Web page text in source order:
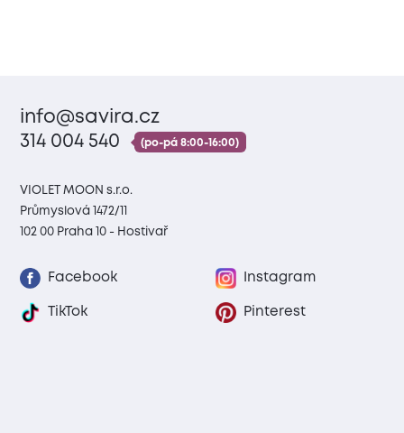
info@savira.cz
314 004 540
(po-pá 8:00-16:00)
VIOLET MOON s.r.o.
Průmyslová 1472/11
102 00 Praha 10 - Hostivař
Facebook Instagram
TikTok Pinterest